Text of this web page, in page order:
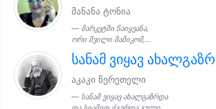
მანანა ტონია
მარკეტში წაიყვანა,
ორი შვილი მამიკომ,...
სანამ ვიყავ
აკაკი წერეთელი
სანამ ვიყავ ახალგაზრდა